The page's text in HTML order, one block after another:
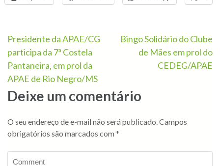
Presidente da APAE/CG
participa da 7ª Costela
Pantaneira, em prol da
APAE de Rio Negro/MS
Bingo Solidário do Clube
de Mães em prol do
CEDEG/APAE
Deixe um comentário
O seu endereço de e-mail não será publicado. Campos
obrigatórios são marcados com *